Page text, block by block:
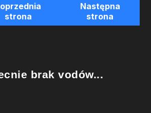
strona
Następna
strona
brak vodów...